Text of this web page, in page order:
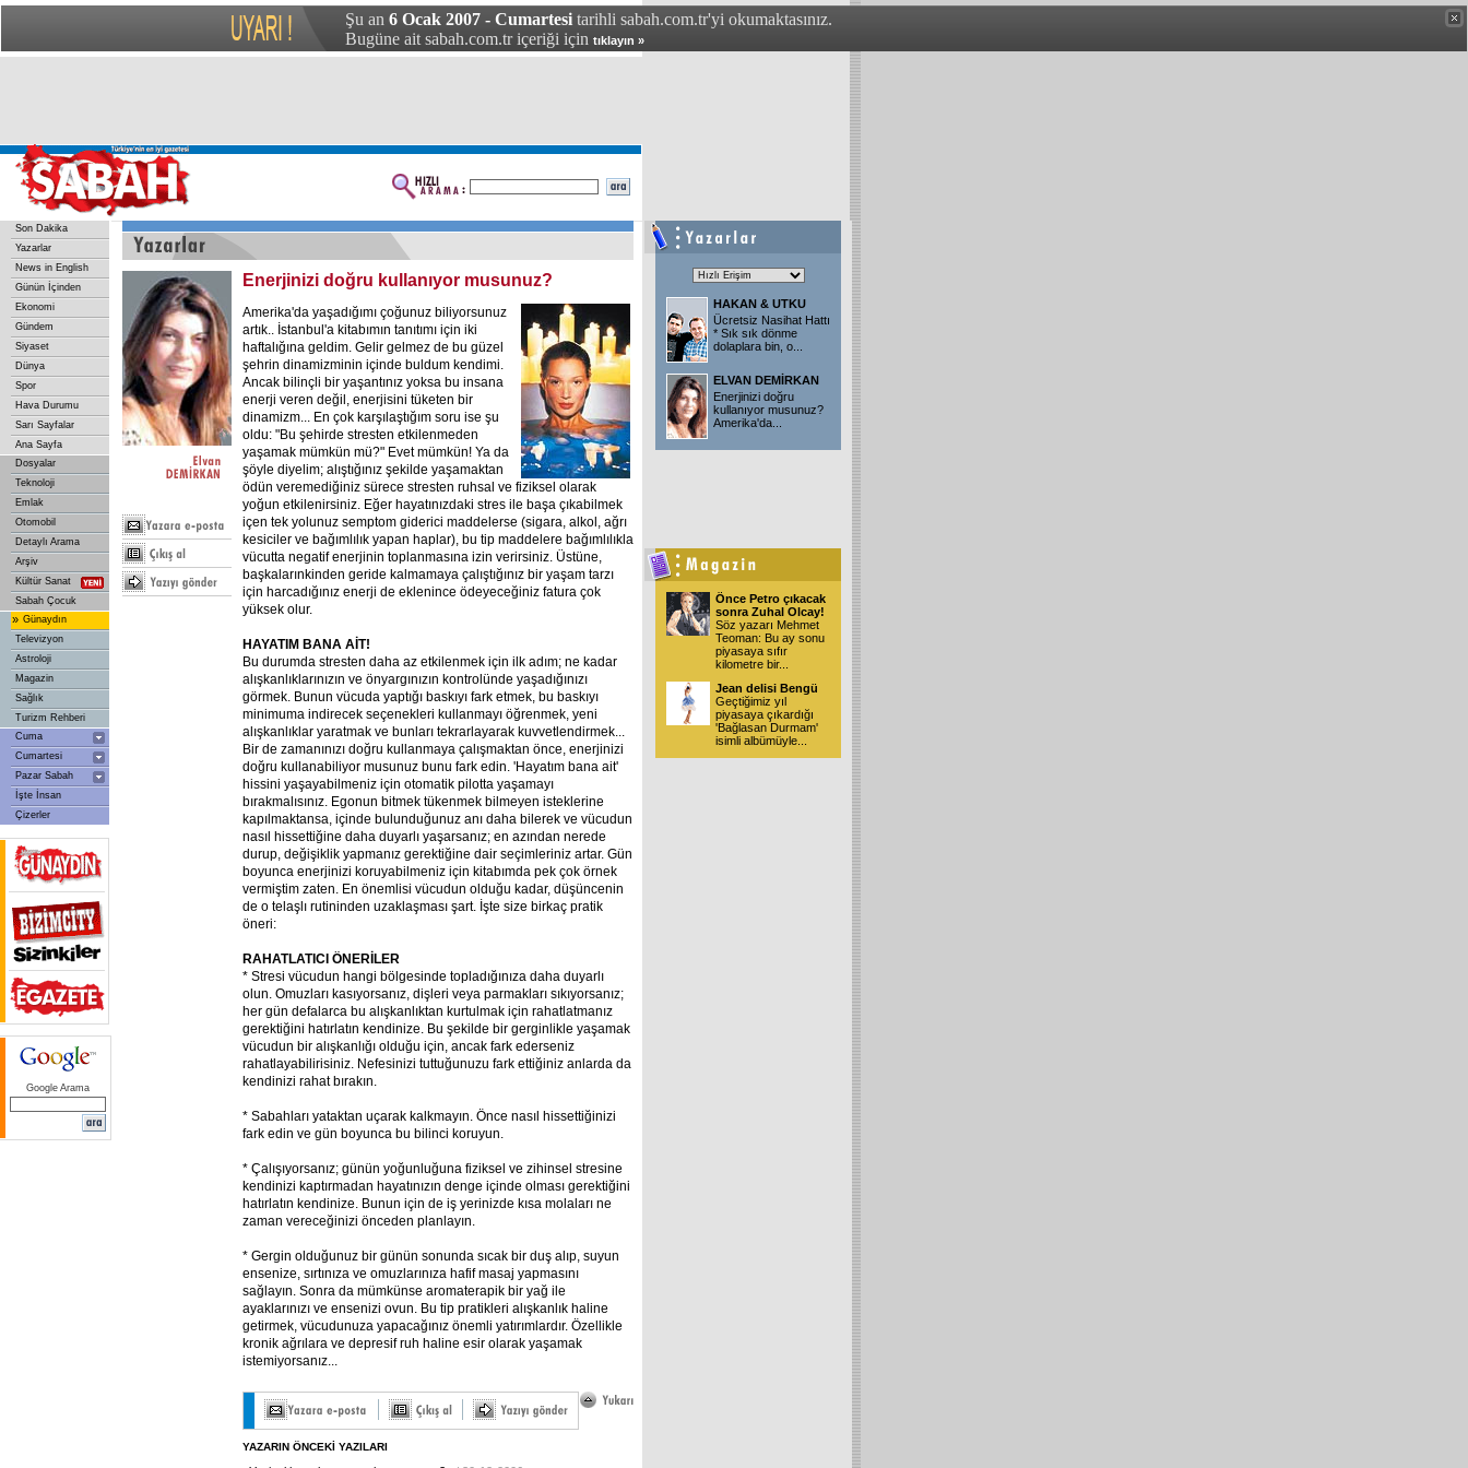
Şu an 6 Ocak 2007 - Cumartesi tarihli sabah.com.tr'yi okumaktasınız.
Bugüne ait sabah.com.tr içeriği için tıklayın »
Son Dakika
Yazarlar
News in English
Günün İçinden
Ekonomi
Gündem
Siyaset
Dünya
Spor
Hava Durumu
Sarı Sayfalar
Ana Sayfa
Dosyalar
Teknoloji
Emlak
Otomobil
Detaylı Arama
Arşiv
Kültür Sanat
Sabah Çocuk
» Günaydın
Televizyon
Astroloji
Magazin
Sağlık
Turizm Rehberi
Cuma
Cumartesi
Pazar Sabah
İşte İnsan
Çizerler
Google Arama
Enerjinizi doğru kullanıyor musunuz?
Amerika'da yaşadığımı çoğunuz biliyorsunuz
artık.. İstanbul'a kitabımın tanıtımı için iki
haftalığına geldim. Gelir gelmez de bu güzel
şehrin dinamizminin içinde buldum kendimi.
Ancak bilinçli bir yaşantınız yoksa bu insana
enerji veren değil, enerjisini tüketen bir
dinamizm... En çok karşılaştığım soru ise şu
oldu: "Bu şehirde stresten etkilenmeden
yaşamak mümkün mü?" Evet mümkün! Ya da
şöyle diyelim; alıştığınız şekilde yaşamaktan
ödün veremediğiniz sürece stresten ruhsal ve fiziksel olarak
yoğun etkilenirsiniz. Eğer hayatınızdaki stres ile başa çıkabilmek
içen tek yolunuz semptom giderici maddelerse (sigara, alkol, ağrı
kesiciler ve bağımlılık yapan haplar), bu tip maddelere bağımlılıkla
vücutta negatif enerjinin toplanmasına izin verirsiniz. Üstüne,
başkalarınkinden geride kalmamaya çalıştığınız bir yaşam tarzı
için harcadığınız enerji de eklenince ödeyeceğiniz fatura çok
yüksek olur.
HAYATIM BANA AİT!
Bu durumda stresten daha az etkilenmek için ilk adım; ne kadar
alışkanlıklarınızın ve önyargınızın kontrolünde yaşadığınızı
görmek. Bunun vücuda yaptığı baskıyı fark etmek, bu baskıyı
minimuma indirecek seçenekleri kullanmayı öğrenmek, yeni
alışkanlıklar yaratmak ve bunları tekrarlayarak kuvvetlendirmek...
Bir de zamanınızı doğru kullanmaya çalışmaktan önce, enerjinizi
doğru kullanabiliyor musunuz bunu fark edin. 'Hayatım bana ait'
hissini yaşayabilmeniz için otomatik pilotta yaşamayı
bırakmalısınız. Egonun bitmek tükenmek bilmeyen isteklerine
kapılmaktansa, içinde bulunduğunuz anı daha bilerek ve vücudun
nasıl hissettiğine daha duyarlı yaşarsanız; en azından nerede
durup, değişiklik yapmanız gerektiğine dair seçimleriniz artar. Gün
boyunca enerjinizi koruyabilmeniz için kitabımda pek çok örnek
vermiştim zaten. En önemlisi vücudun olduğu kadar, düşüncenin
de o telaşlı rutininden uzaklaşması şart. İşte size birkaç pratik
öneri:
RAHATLATICI ÖNERİLER
* Stresi vücudun hangi bölgesinde topladığınıza daha duyarlı
olun. Omuzları kasıyorsanız, dişleri veya parmakları sıkıyorsanız;
her gün defalarca bu alışkanlıktan kurtulmak için rahatlatmanız
gerektiğini hatırlatın kendinize. Bu şekilde bir gerginlikle yaşamak
vücudun bir alışkanlığı olduğu için, ancak fark ederseniz
rahatlayabilirisiniz. Nefesinizi tuttuğunuzu fark ettiğiniz anlarda da
kendinizi rahat bırakın.
* Sabahları yataktan uçarak kalkmayın. Önce nasıl hissettiğinizi
fark edin ve gün boyunca bu bilinci koruyun.
* Çalışıyorsanız; günün yoğunluğuna fiziksel ve zihinsel stresine
kendinizi kaptırmadan hayatınızın denge içinde olması gerektiğini
hatırlatın kendinize. Bunun için de iş yerinizde kısa molaları ne
zaman vereceğinizi önceden planlayın.
* Gergin olduğunuz bir günün sonunda sıcak bir duş alıp, suyun
ensenize, sırtınıza ve omuzlarınıza hafif masaj yapmasını
sağlayın. Sonra da mümkünse aromaterapik bir yağ ile
ayaklarınızı ve ensenizi ovun. Bu tip pratikleri alışkanlık haline
getirmek, vücudunuza yapacağınız önemli yatırımlardır. Özellikle
kronik ağrılara ve depresif ruh haline esir olarak yaşamak
istemiyorsanız...
YAZARIN ÖNCEKİ YAZILARI
HAKAN & UTKU
Ücretsiz Nasihat Hattı
* Sık sık dönme
dolaplara bin, o
ELVAN DEMİRKAN
Enerjinizi doğru
kullanıyor musunuz?
Amerika'da
Önce Petro çıkacak
sonra Zuhal Olcay!
Söz yazarı Mehmet
Teoman: Bu ay sonu
piyasaya sıfır
kilometre bir...
Jean delisi Bengü
Geçtiğimiz yıl
piyasaya çıkardığı
'Bağlasan Durmam'
isimli albümüyle